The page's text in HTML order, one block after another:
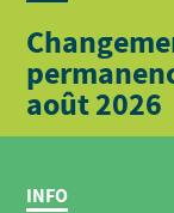
août 2026
INFO